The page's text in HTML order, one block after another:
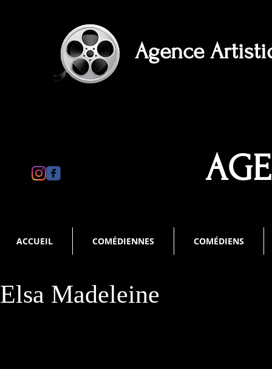
Agence
ACCUEIL COMÉDIENNES COMÉDIENS
Elsa Madeleine